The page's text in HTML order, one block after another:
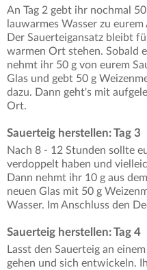
An Tag 2 gebt ihr nochmal
lauwarmes Wasser zu
Der Sauerteigansatz bleibt
warmen Ort stehen. Sobald
nehmt ihr 50 g von eurem
Glas und gebt 50 g
dazu. Dann geht's mit
Ort.
Sauerteig herstellen: Tag 3
Nach 8 - 12 Stunden sollte
verdoppelt haben und
Dann nehmt ihr 10 g aus
neuen Glas mit 50 g
Wasser. Im Anschluss den
Sauerteig herstellen: Tag 4
Lasst den Sauerteig an
gehen und sich entwickeln.